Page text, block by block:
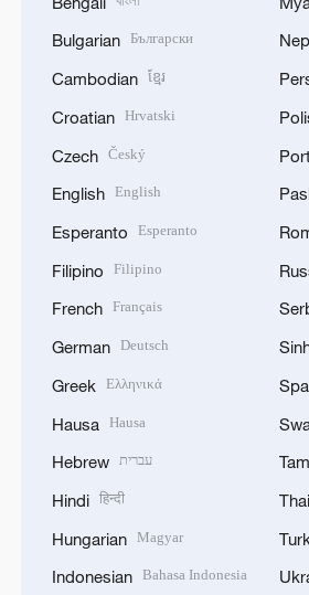
Bulgarian Български
Cambodian ខ្មែរ
Croatian Hrvatski
Czech Český
English English
Esperanto Esperanto
Filipino Filipino
French Français
German Deutsch
Greek Ελληνικά
Hausa Hausa
Hebrew עברית
Hindi हिन्दी
Hungarian Magyar
Indonesian Bahasa Indonesia
Thai